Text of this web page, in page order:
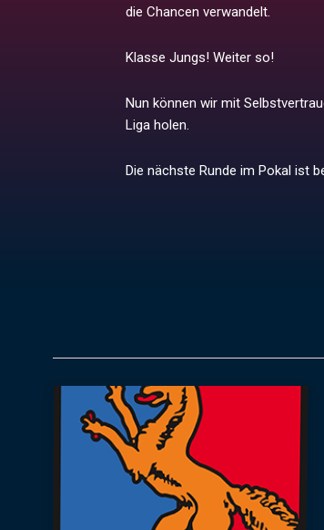
die Chancen verwandelt.
Klasse Jungs! Weiter so!
Nun können wir mit
Liga holen.
Die nächste Runde im Pokal ist